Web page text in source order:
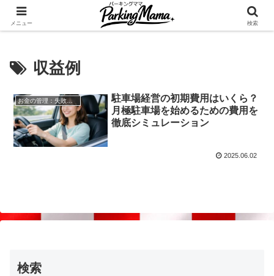
✨空き家・自宅の駐車場を貸してゆとりget🍵
収益例
お金の管理：失敗しない自宅駐車場貸し出し
駐車場経営の初期費用はいくら？
月極駐車場を始めるための費用を
徹底シミュレーション
2025.06.02
検索
メニュー 検索